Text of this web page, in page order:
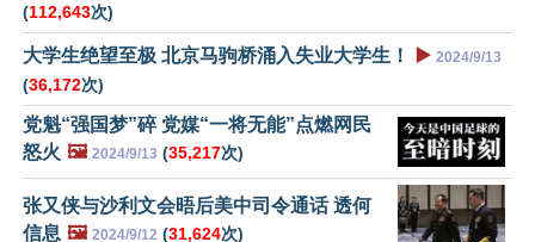
(112,643次)
大学生绝望至极 北京马驹桥涌入失业大学生！ ▶️ 2024/9/13
(36,172次)
党魁“强国梦”碎 党媒“一将无能”点燃网民
怒火 🖼️ 2024/9/13 (35,217次)
张又侠与沙利文会晤后美中司令通话 透何
信息 🖼️ 2024/9/12 (31,624次)